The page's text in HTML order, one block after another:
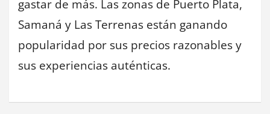
gastar de más. Las zonas de Puerto Plata,
Samaná y Las Terrenas están ganando
popularidad por sus precios razonables y
sus experiencias auténticas.